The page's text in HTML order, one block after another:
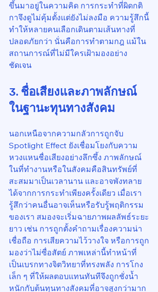
ขึ้นมาอยู่ในความคิด การกระทำที่ผิดกติ
กาจึงดูไม่คุ้มตั้งแต่ยังไม่ลงมือ ความรู้สึกนี้
ทำให้หลายคนเลือกเดินตามเส้นทางที่
ปลอดภัยกว่า นั่นคือการทำตามกฎ แม้ใน
สถานการณ์ที่ไม่มีใครเฝ้ามองอย่าง
ชัดเจน
3. ชื่อเสียงและภาพลักษณ์
ในฐานะทุนทางสังคม
นอกเหนือจากความกลัวการถูกจับ
Spotlight Effect ยังเชื่อมโยงกับความ
หวงแหนชื่อเสียงอย่างลึกซึ้ง ภาพลักษณ์
ในที่ทำงานหรือในสังคมคือสินทรัพย์ที่
สะสมมาเป็นเวลานาน และอาจพังทลาย
ได้จากการกระทำเพียงครั้งเดียว เมื่อเรา
รู้สึกว่าคนอื่นอาจเห็นหรือรับรู้พฤติกรรม
ของเรา สมองจะเริ่มฉายภาพผลลัพธ์ระยะ
ยาว เช่น การถูกตั้งคำถามเรื่องความน่า
เชื่อถือ การเสียความไว้วางใจ หรือการถูก
มองว่าไม่ซื่อสัตย์ ภาพเหล่านี้ทำหน้าที่
เป็นเบรกทางจิตวิทยาที่ทรงพลัง การโกง
เล็ก ๆ ที่ให้ผลตอบแทนทันทีจึงถูกชั่งน้ำ
หนักกับต้นทุนทางสังคมที่อาจสูงกว่ามาก